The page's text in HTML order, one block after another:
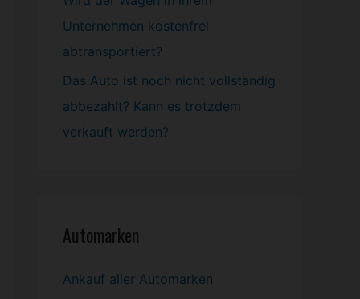
Unternehmen kostenfrei
abtransportiert?
Das Auto ist noch nicht vollständig
abbezahlt? Kann es trotzdem
verkauft werden?
Automarken
Ankauf aller Automarken